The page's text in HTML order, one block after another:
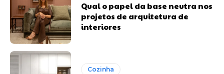
Qual o papel da base neutra nos
projetos de arquitetura de
interiores
Cozinha